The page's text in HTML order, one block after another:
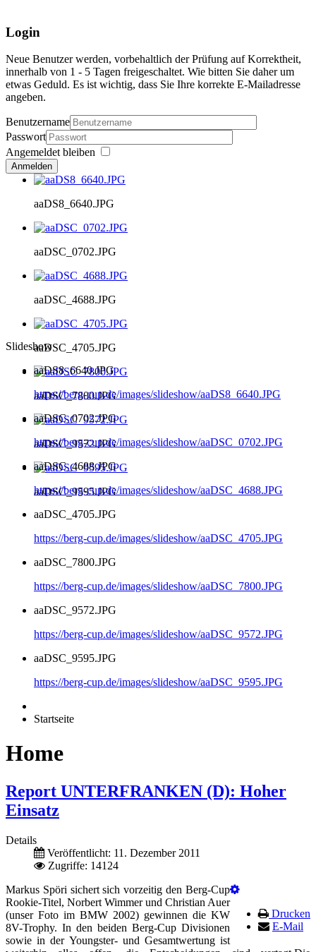
Login
Neue Benutzer werden, vorbehaltlich der Prüfung auf Korrektheit,
innerhalb von 1 - 5 Tagen freigeschaltet. Wie bitten Sie daher um
etwas Geduld. Es ist wichtig, dass Sie Ihre korrekte E-Mailadresse
angeben.
Benutzername
Passwort
Angemeldet bleiben
Anmelden
aaDS8_6640.JPG
aaDSC_0702.JPG
aaDSC_4688.JPG
aaDSC_4705.JPG
aaDSC_7800.JPG
aaDSC_9572.JPG
aaDSC_9595.JPG
Slideshow
aaDS8_6640.JPG
https://berg-cup.de/images/slideshow/aaDS8_6640.JPG
aaDSC_0702.JPG
https://berg-cup.de/images/slideshow/aaDSC_0702.JPG
aaDSC_4688.JPG
https://berg-cup.de/images/slideshow/aaDSC_4688.JPG
aaDSC_4705.JPG
https://berg-cup.de/images/slideshow/aaDSC_4705.JPG
aaDSC_7800.JPG
https://berg-cup.de/images/slideshow/aaDSC_7800.JPG
aaDSC_9572.JPG
https://berg-cup.de/images/slideshow/aaDSC_9572.JPG
aaDSC_9595.JPG
https://berg-cup.de/images/slideshow/aaDSC_9595.JPG
Startseite
Home
Report UNTERFRANKEN (D): Hoher
Einsatz
Details
Veröffentlicht: 11. Dezember 2011
Zugriffe: 14124
Drucken
E-Mail
Markus Spöri sichert sich vorzeitig den Berg-Cup
Rookie-Titel, Norbert Wimmer und Christian Auer
(unser Foto im BMW 2002) gewinnen die KW
8V-Trophy. In den beiden Berg-Cup Divisionen
sowie in der Youngster- und Gesamtwertung ist